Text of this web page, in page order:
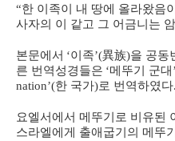
“한 이족이 내 땅에 올라왔음
사자의 이 같고 그 어금니는
본문에서 ‘이족’(異族)을 공동
른 번역성경들은 ‘메뚜기 군대 ’
nation’(한 국가)로 번역하였다.
요엘서에서 메뚜기로 비유된
스라엘에게 출애굽기의 메뚜